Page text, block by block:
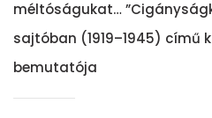
méltóságukat…
sajtóban (1919–1945) című
bemutatója